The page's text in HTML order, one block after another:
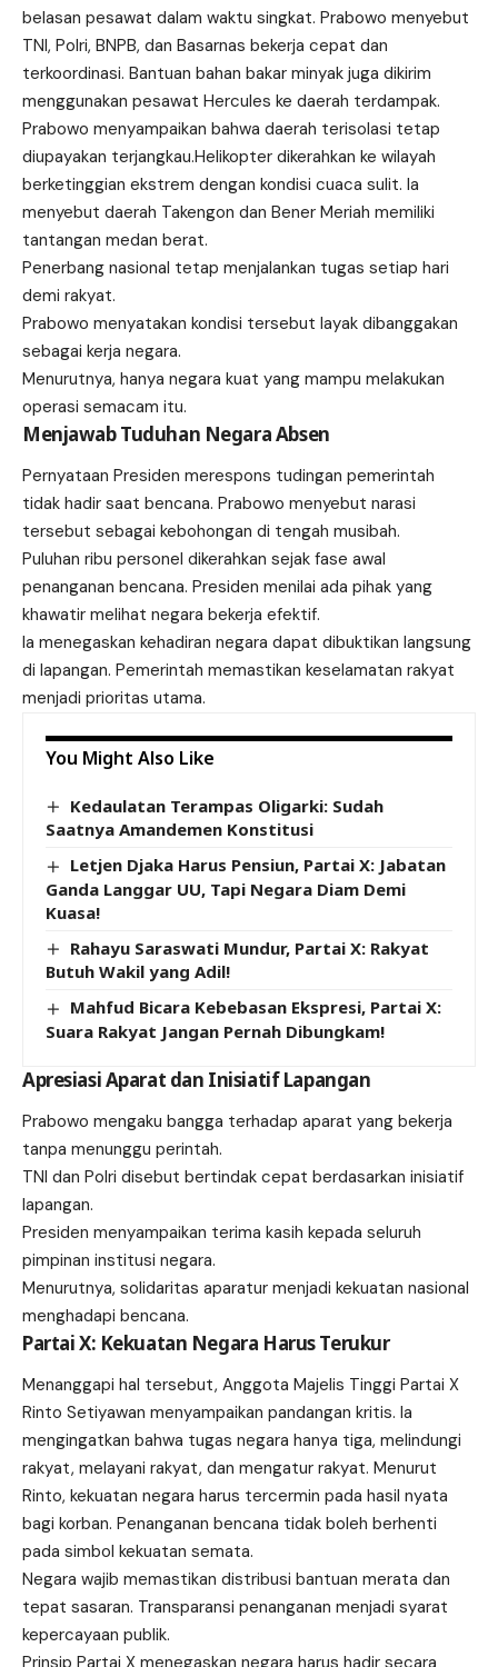
belasan pesawat dalam waktu singkat. Prabowo menyebut
TNI, Polri, BNPB, dan Basarnas bekerja cepat dan
terkoordinasi. Bantuan bahan bakar minyak juga dikirim
menggunakan pesawat Hercules ke daerah terdampak.
Prabowo menyampaikan bahwa daerah terisolasi tetap
diupayakan terjangkau.Helikopter dikerahkan ke wilayah
berketinggian ekstrem dengan kondisi cuaca sulit. Ia
menyebut daerah Takengon dan Bener Meriah memiliki
tantangan medan berat.
Penerbang nasional tetap menjalankan tugas setiap hari
demi rakyat.
Prabowo menyatakan kondisi tersebut layak dibanggakan
sebagai kerja negara.
Menurutnya, hanya negara kuat yang mampu melakukan
operasi semacam itu.
Menjawab Tuduhan Negara Absen
Pernyataan Presiden merespons tudingan pemerintah
tidak hadir saat bencana. Prabowo menyebut narasi
tersebut sebagai kebohongan di tengah musibah.
Puluhan ribu personel dikerahkan sejak fase awal
penanganan bencana. Presiden menilai ada pihak yang
khawatir melihat negara bekerja efektif.
Ia menegaskan kehadiran negara dapat dibuktikan langsung
di lapangan. Pemerintah memastikan keselamatan rakyat
menjadi prioritas utama.
You Might Also Like
Kedaulatan Terampas Oligarki: Sudah
Saatnya Amandemen Konstitusi
Letjen Djaka Harus Pensiun, Partai X: Jabatan
Ganda Langgar UU, Tapi Negara Diam Demi
Kuasa!
Rahayu Saraswati Mundur, Partai X: Rakyat
Butuh Wakil yang Adil!
Mahfud Bicara Kebebasan Ekspresi, Partai X:
Suara Rakyat Jangan Pernah Dibungkam!
Apresiasi Aparat dan Inisiatif Lapangan
Prabowo mengaku bangga terhadap aparat yang bekerja
tanpa menunggu perintah.
TNI dan Polri disebut bertindak cepat berdasarkan inisiatif
lapangan.
Presiden menyampaikan terima kasih kepada seluruh
pimpinan institusi negara.
Menurutnya, solidaritas aparatur menjadi kekuatan nasional
menghadapi bencana.
Partai X: Kekuatan Negara Harus Terukur
Menanggapi hal tersebut, Anggota Majelis Tinggi Partai X
Rinto Setiyawan menyampaikan pandangan kritis. Ia
mengingatkan bahwa tugas negara hanya tiga, melindungi
rakyat, melayani rakyat, dan mengatur rakyat. Menurut
Rinto, kekuatan negara harus tercermin pada hasil nyata
bagi korban. Penanganan bencana tidak boleh berhenti
pada simbol kekuatan semata.
Negara wajib memastikan distribusi bantuan merata dan
tepat sasaran. Transparansi penanganan menjadi syarat
kepercayaan publik.